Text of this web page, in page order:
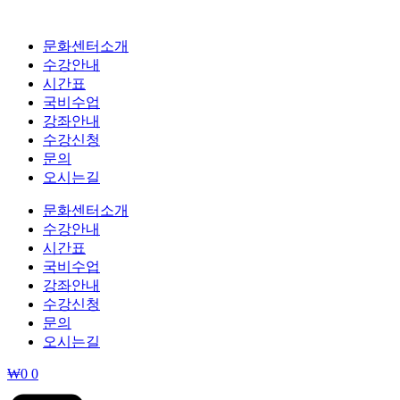
문화센터소개
수강안내
시간표
국비수업
강좌안내
수강신청
문의
오시는길
문화센터소개
수강안내
시간표
국비수업
강좌안내
수강신청
문의
오시는길
₩0 0